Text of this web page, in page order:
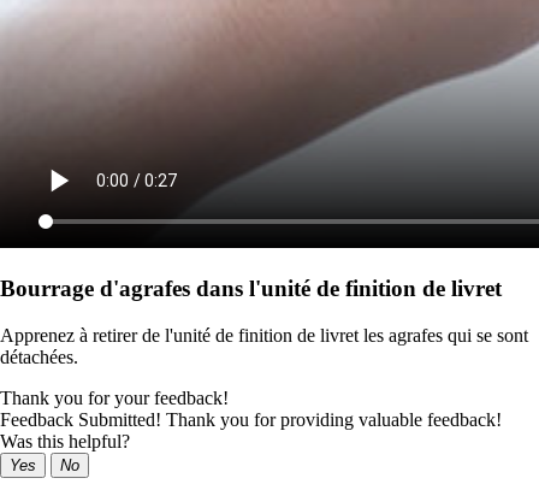
Bourrage d'agrafes dans l'unité de finition de livret
Apprenez à retirer de l'unité de finition de livret les agrafes qui se sont
détachées.
Thank you for your feedback!
Feedback Submitted! Thank you for providing valuable feedback!
Was this helpful?
Yes No